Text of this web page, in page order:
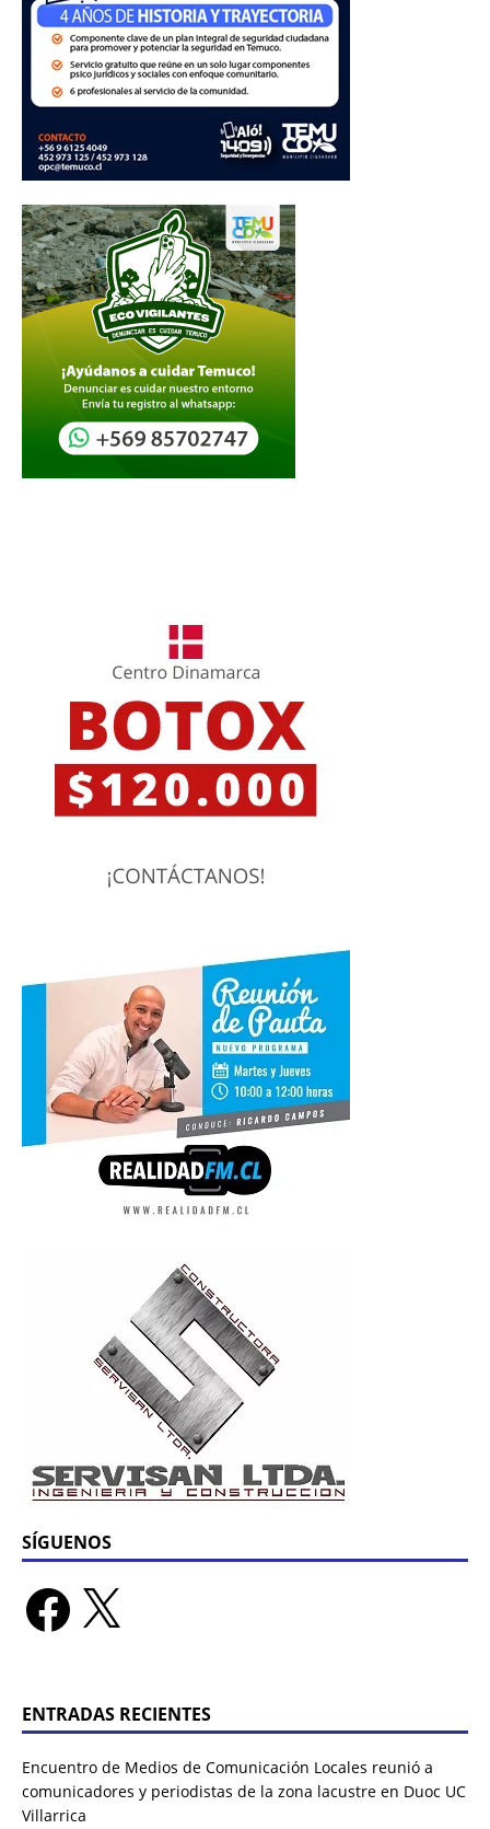
SÍGUENOS
ENTRADAS RECIENTES
Encuentro de Medios de Comunicación Locales reunió a
comunicadores y periodistas de la zona lacustre en Duoc UC
Villarrica